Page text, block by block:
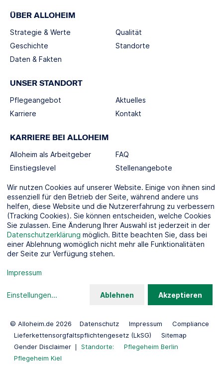
ÜBER ALLOHEIM
Strategie & Werte
Geschichte
Daten & Fakten
Qualität
Standorte
UNSER STANDORT
Pflegeangebot
Karriere
Aktuelles
Kontakt
KARRIERE BEI ALLOHEIM
Alloheim als Arbeitgeber
Einstiegslevel
FAQ
Stellenangebote
SOCIAL MEDIA
KOOPERATIONSPARTNER
© Alloheim.de 2026 Datenschutz Impressum
Compliance
Lieferkettensorgfaltspflichtengesetz (LkSG)
Sitemap
Gender Disclaimer
Standorte:
Pflegeheim Berlin
Pflegeheim Kiel
Wir nutzen Cookies auf unserer Website. Einige von ihnen sind
essenziell für den Betrieb der Seite, während andere uns
helfen, diese Website und die Nutzererfahrung zu verbessern
(Tracking Cookies). Sie können entscheiden, welche Cookies
Sie zulassen. Eine Änderung Ihrer Auswahl ist jederzeit in der
Datenschutzerklärung möglich. Bitte beachten Sie, dass bei
einer Ablehnung womöglich nicht mehr alle Funktionalitäten
der Seite zur Verfügung stehen.
Impressum
Einstellungen... Ablehnen Akzeptieren